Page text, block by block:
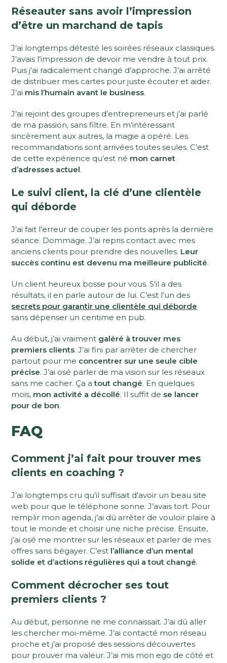
Réseauter sans avoir l’impression
d’être un marchand de tapis
J’ai longtemps détesté les soirées réseaux classiques.
J’avais l’impression de devoir me vendre à tout prix.
Puis j’ai radicalement changé d’approche. J’ai arrêté
de distribuer mes cartes pour juste écouter et aider.
J’ai mis l’humain avant le business.
J’ai rejoint des groupes d’entrepreneurs et j’ai parlé
de ma passion, sans filtre. En m’intéressant
sincèrement aux autres, la magie a opéré. Les
recommandations sont arrivées toutes seules. C’est
de cette expérience qu’est né mon carnet
d’adresses actuel.
Le suivi client, la clé d’une clientèle
qui déborde
J’ai fait l’erreur de couper les ponts après la dernière
séance. Dommage. J’ai repris contact avec mes
anciens clients pour prendre des nouvelles. Leur
succès continu est devenu ma meilleure publicité.
Un client heureux bosse pour vous. S’il a des
résultats, il en parle autour de lui. C’est l’un des
secrets pour garantir une clientèle qui déborde
sans dépenser un centime en pub.
Au début, j’ai vraiment galéré à trouver mes
premiers clients. J’ai fini par arrêter de chercher
partout pour me concentrer sur une seule cible
précise. J’ai osé parler de ma vision sur les réseaux
sans me cacher. Ça atout changé. En quelques
mois, mon activité a décollé. Il suffit de se lancer
pour de bon.
FAQ
Comment j’ai fait pour trouver mes
clients en coaching ?
J’ai longtemps cru qu’il suffisait d’avoir un beau site
web pour que le téléphone sonne. J’avais tort. Pour
remplir mon agenda, j’ai dû arrêter de vouloir plaire à
tout le monde et choisir une niche précise. Ensuite,
j’ai osé me montrer sur les réseaux et parler de mes
offres sans bégayer. C’est l’alliance d’un mental
solide et d’actions régulières qui a tout changé.
Comment décrocher ses tout
premiers clients ?
Au début, personne ne me connaissait. J’ai dû aller
les chercher moi-même. J’ai contacté mon réseau
proche et j’ai proposé des sessions découvertes
pour prouver ma valeur. J’ai mis mon ego de côté et